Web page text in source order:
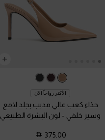
الأكثر رواجاً الآن
حذاء كعب عالي مدبب بجلد لامع
وسير خلفي - لون البشرة الطبيعي
375.00